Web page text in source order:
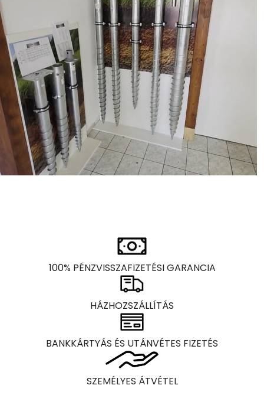
100% PÉNZVISSZAFIZETÉSI GARANCIA
HÁZHOZSZÁLLÍTÁS
BANKKÁRTYÁS ÉS UTÁNVÉTES FIZETÉS
SZEMÉLYES ÁTVÉTEL